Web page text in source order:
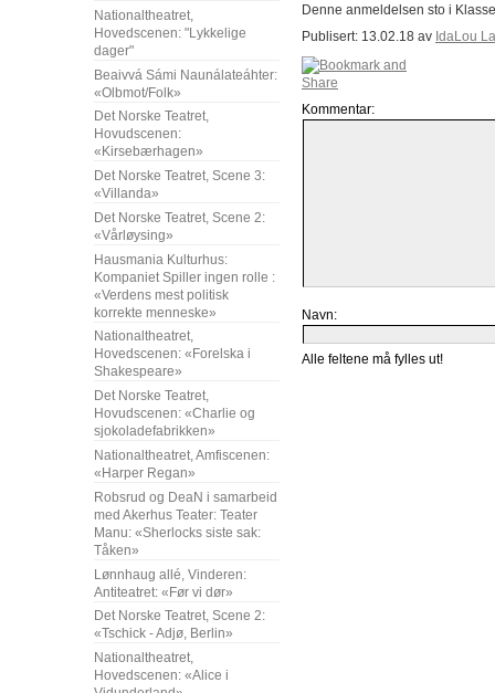
Nationaltheatret,
Hovedscenen: "Lykkelige
dager"
Beaivvá Sámi Naunálateáhter:
«Olbmot/Folk»
Det Norske Teatret,
Hovudscenen:
«Kirsebærhagen»
Det Norske Teatret, Scene 3:
«Villanda»
Det Norske Teatret, Scene 2:
«Vårløysing»
Hausmania Kulturhus:
Kompaniet Spiller ingen rolle :
«Verdens mest politisk
korrekte menneske»
Nationaltheatret,
Hovedscenen: «Forelska i
Shakespeare»
Det Norske Teatret,
Hovudscenen: «Charlie og
sjokoladefabrikken»
Nationaltheatret, Amfiscenen:
«Harper Regan»
Robsrud og DeaN i samarbeid
med Akerhus Teater: Teater
Manu: «Sherlocks siste sak:
Tåken»
Lønnhaug allé, Vinderen:
Antiteatret: «Før vi dør»
Det Norske Teatret, Scene 2:
«Tschick - Adjø, Berlin»
Nationaltheatret,
Hovedscenen: «Alice i
Denne anmeldelsen sto i
Publisert: 13.02.18 av IdaLou
Kommentar:
Navn:
Alle feltene må fylles ut!